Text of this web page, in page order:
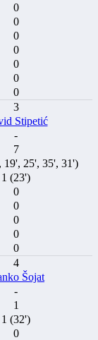
0
0
0
0
0
0
0
3
Stipetić
-
7
19', 25', 35', 31')
1 (23')
0
0
0
0
0
4
Šojat
-
1
1 (32')
0